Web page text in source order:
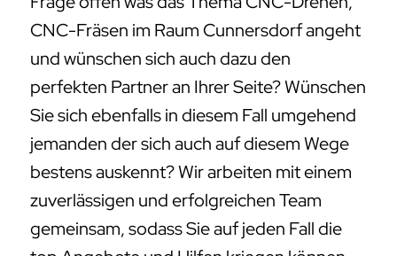
bestens auskennt? Wir arbeiten mit einem
zuverlässigen und erfolgreichen Team
gemeinsam, sodass Sie auf jeden Fall die
top Angebote und Hilfen kriegen können.
Einerlei, ob es um Fräsen,
Fertigungstechnik und Werkzeugbau geht
– wir haben das Know-how, um Ihre
Anforderungen zu erfüllen. Gerne helfen
wir bei sämtlichen offenen Fragen auf der